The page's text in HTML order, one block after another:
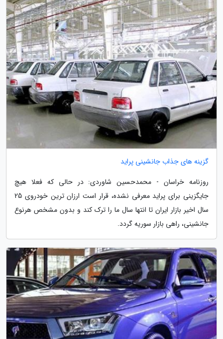
گزینه های جذاب جانشینی پراید
روزنامه خراسان - محمدحسین شاوردی: در حالی که فعلا هیچ
جایگزینی برای پراید معرفی نشده، قرار است ارزان ترین خودروی 25
سال اخیر بازار ایران تا انتها سال ما را ترک کند و بدون مشخص هرنوع
جانشینی، راهی بازار سوریه گردد.